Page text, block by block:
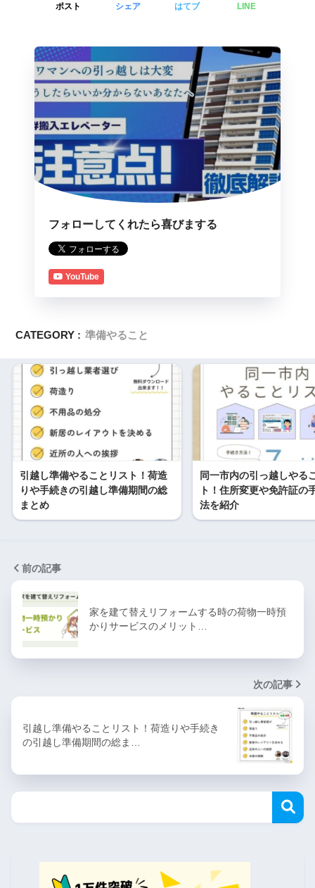
ポスト シェア はてブ LINE
フォローしてくれたら喜びまする
YouTube
CATEGORY : 準備やること
引越し準備やることリスト！荷造
りや手続きの引越し準備期間の総
まとめ
同一市内の引っ越しやる
ト！住所変更や免許証の
法を紹介
前の記事
家を建て替えリフォームする時の荷物一時預
かりサービスのメリット…
次の記事
引越し準備やることリスト！荷造りや手続き
の引越し準備期間の総ま…